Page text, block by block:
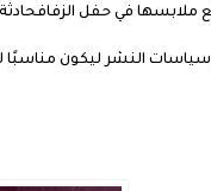
ملابسها في حفل
سياسات النشر ليكون